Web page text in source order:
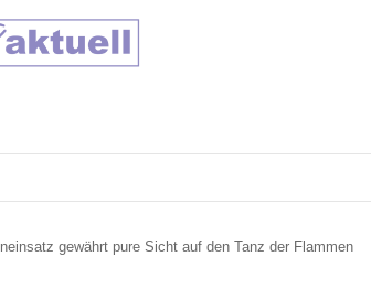
gewährt pure Sicht auf den Tanz der Flammen